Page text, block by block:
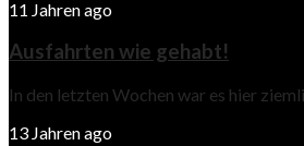
11 Jahren ago
Ausfahrten wie gehabt!
In den letzten Wochen war es hier
13 Jahren ago